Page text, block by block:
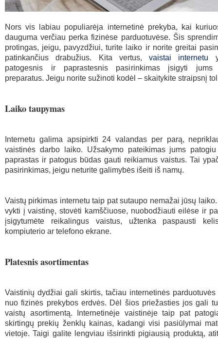
Nors vis labiau populiarėja internetinė prekyba, kai
dauguma verčiau perka fizinėse parduotuvėse. Šis
protingas, jeigu, pavyzdžiui, turite laiko ir norite greitai
patinkančius drabužius. Kita vertus,vaistai internetu
patogesnis ir paprastesnis pasirinkimas įsigyti jums
preparatus. Jeigu norite sužinoti kodėl – skaitykite straipsnį
Laiko taupymas
Internetu galima apsipirkti 24 valandas per parą,
vaistinės darbo laiko. Užsakymo pateikimas jums
paprastas ir patogus būdas gauti reikiamus vaistus. Tai
pasirinkimas, jeigu neturite galimybės išeiti iš namų.
Vaistų pirkimas internetu taip pat sutaupo nemažai jūsų
vykti į vaistinę, stovėti kamščiuose, nuobodžiauti eilėse ir
įsigytumėte reikalingus vaistus, užtenka paspausti
kompiuterio ar telefono ekrane.
Platesnis asortimentas
Vaistinių dydžiai gali skirtis, tačiau internetinės parduotuvės
nuo fizinės prekybos erdvės. Dėl šios priežasties jos gali
vaistų asortimentą. Internetinėje vaistinėje taip pat
skirtingų prekių ženklų kainas, kadangi visi pasiūlymai
vietoje. Taigi galite lengviau išsirinkti pigiausią produktą,